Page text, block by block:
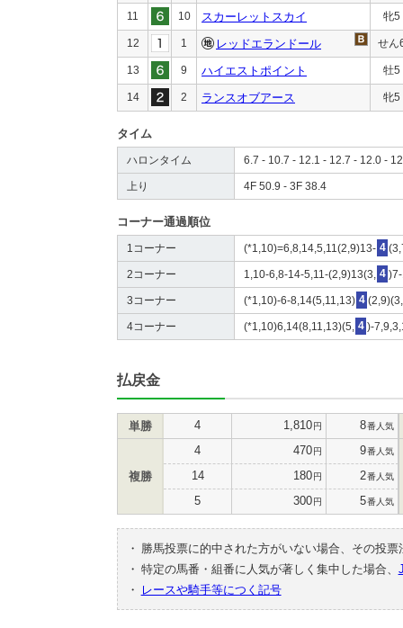
11 10 スカーレットスカイ 牝5
12 1 レッドエランドール せん
13 9 ハイエストポイント 牡5
14 2 ランスオブアース 牝5
タイム
ハロンタイム 6.7 - 10.7 - 12.1 - 12.7 - 12.0 -
上り 4F 50.9 - 3F 38.4
コーナー通過順位
1コーナー (*1,10)=6,8,14,5,11(2,9)13- 4
2コーナー 1,10-6,8-14-5,11-(2,9)13(3, 4
3コーナー (*1,10)-6-8,14(5,11,13) 4
4コーナー (*1,10)6,14(8,11,13)(5, 4 )-
払戻金
単勝 4 1,810円 8番人気
複勝
4 470円 9番人気
14 180円 2番人気
5 300円 5番人気
・
勝馬投票に的中された方がいない場合、その投
・ 特定の馬番・組番に人気が著しく集中した場合、
・
レースや騎手等につく記号